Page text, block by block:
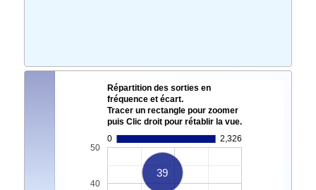
Répartition des sorties en
fréquence et écart.
Tracer un rectangle pour zoomer
puis Clic droit pour rétablir la vue.
0
2,326
39
40
50